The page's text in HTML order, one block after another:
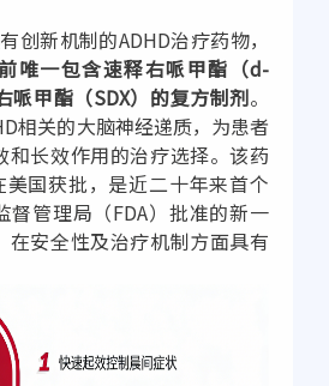
创新机制的ADHD治疗药物，
唯一包含速释右哌甲酯（d-
哌甲酯（SDX）的复方制剂。
相关的大脑神经递质，为患者
和长效作用的治疗选择。该药
国获批，是近二十年来首个
督管理局（FDA）批准的新一
在安全性及治疗机制方面具有